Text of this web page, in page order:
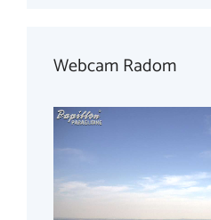
Webcam Radom